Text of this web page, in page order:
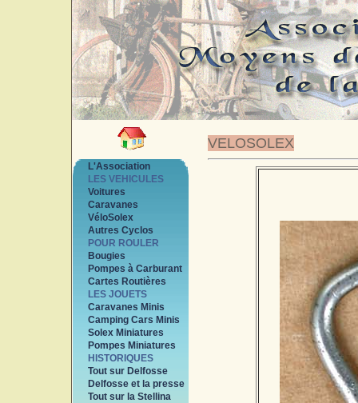
VELOSOLEX
L'Association
LES VEHICULES
Voitures
Caravanes
VéloSolex
Autres Cyclos
POUR ROULER
Bougies
Pompes à Carburant
Cartes Routières
LES JOUETS
Caravanes Minis
Camping Cars Minis
Solex Miniatures
Pompes Miniatures
HISTORIQUES
Tout sur Delfosse
Delfosse et la presse
Tout sur la Stellina